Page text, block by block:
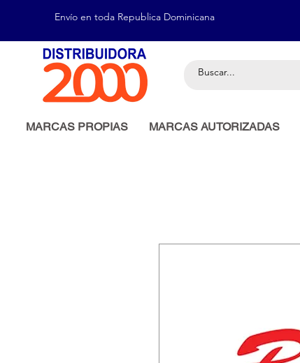
Envío en toda Republica Dominicana
MARCAS PROPIAS MARCAS AUTORIZADAS